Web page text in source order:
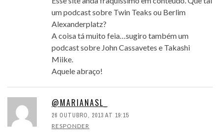
um podcast sobre Twin Teaks ou Berlim
Alexanderplatz?
A coisa tá muito feia…sugiro também um
podcast sobre John Cassavetes e Takashi
Miike.
Aquele abraço!
@MARIANASL_
26 OUTUBRO, 2013 AT 19:15
RESPONDER